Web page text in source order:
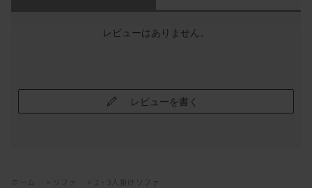
レビューはありません。
レビューを書く
ホーム ソファ
2・3人掛けソファ